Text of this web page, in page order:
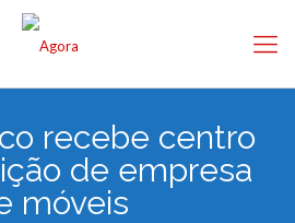
recebe centro
de empresa
móveis